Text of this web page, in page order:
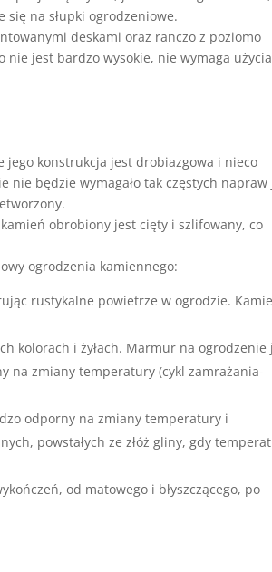
na słupki ogrodzeniowe.
deskami oraz ranczo z poziomo
jest bardzo wysokie, nie wymaga użycia
jego konstrukcja jest drobiazgowa i nieco
nie będzie wymagało tak częstych napraw
obrobiony jest cięty i szlifowany, co
ogrodzenia kamiennego:
rustykalne powietrze w ogrodzie.
kolorach i żyłach. Marmur na ogrodzenie
na zmiany temperatury (cykl zamrażania-
odporny na zmiany temperatury i
powstałych ze złóż gliny, gdy
od matowego i błyszczącego, po